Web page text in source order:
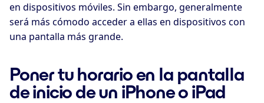
en dispositivos móviles. Sin embargo, generalmente
será más cómodo acceder a ellas en dispositivos con
una pantalla más grande.
Poner tu horario en la pantalla
de inicio de un iPhone o iPad